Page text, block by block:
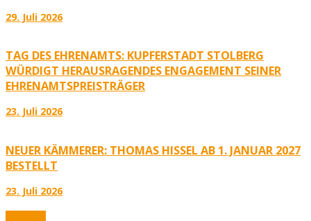
29. Juli 2026
TAG DES EHRENAMTS: KUPFERSTADT STOLBERG
WÜRDIGT HERAUSRAGENDES ENGAGEMENT SEINER
EHRENAMTSPREISTRÄGER
23. Juli 2026
NEUER KÄMMERER: THOMAS HISSEL AB 1. JANUAR 2027
BESTELLT
23. Juli 2026